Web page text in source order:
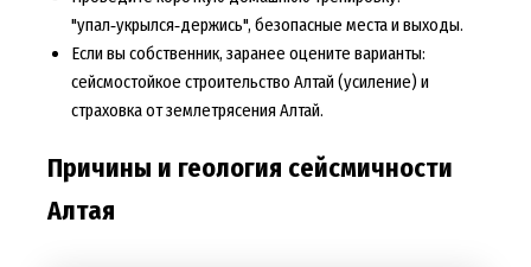
"упал‑укрылся‑держись", безопасные места и выходы.
Если вы собственник, заранее оцените варианты:
сейсмостойкое строительство Алтай (усиление) и
страховка от землетрясения Алтай.
Причины и геология сейсмичности
Алтая